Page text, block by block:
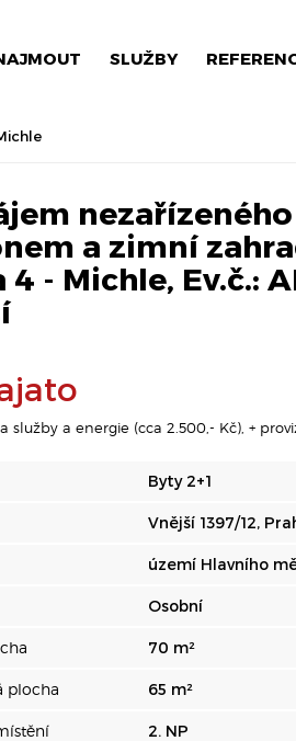
SLUŽBY
nezařízeného
a zimní
4 - Michle, Ev.č.:
služby a energie (cca 2.500,- Kč), +
Byty 2+1
Vnější 1397/12,
území Hlavního
Osobní
70 m²
plocha 65 m²
2. NP